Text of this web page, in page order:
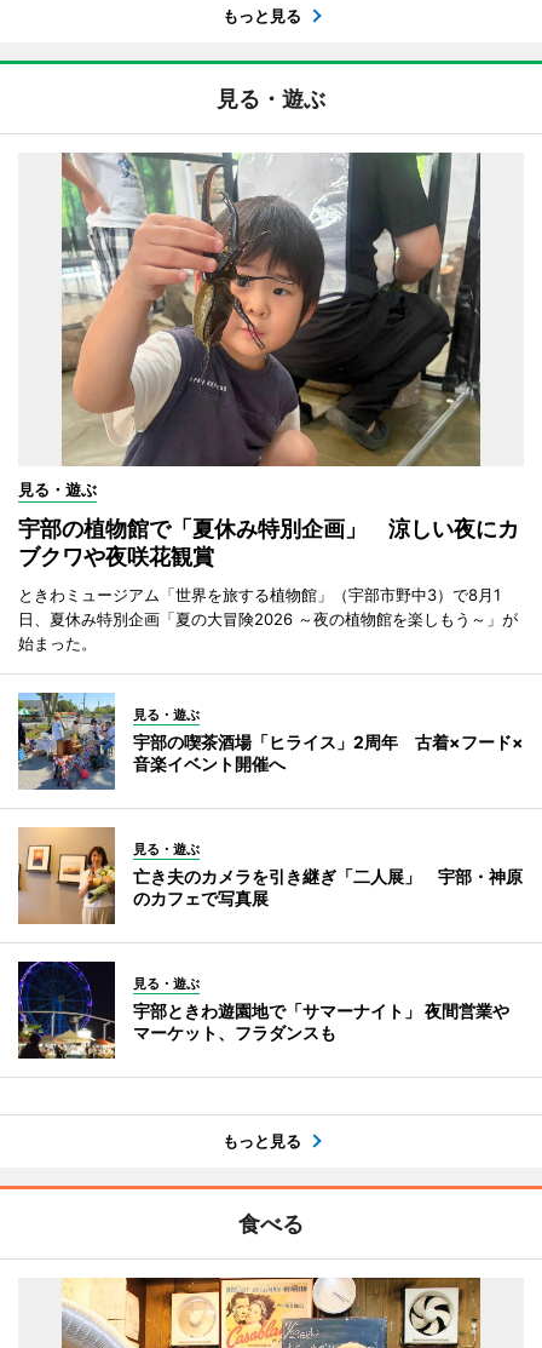
もっと見る
見る・遊ぶ
見る・遊ぶ
宇部の植物館で「夏休み特別企画」 涼しい夜にカ
ブクワや夜咲花観賞
ときわミュージアム「世界を旅する植物館」（宇部市野中3）で8月1
日、夏休み特別企画「夏の大冒険2026 ～夜の植物館を楽しもう～」が
始まった。
見る・遊ぶ
宇部の喫茶酒場「ヒライス」2周年 古着×フード×
音楽イベント開催へ
見る・遊ぶ
亡き夫のカメラを引き継ぎ「二人展」 宇部・神原
のカフェで写真展
見る・遊ぶ
宇部ときわ遊園地で「サマーナイト」 夜間営業や
マーケット、フラダンスも
もっと見る
食べる